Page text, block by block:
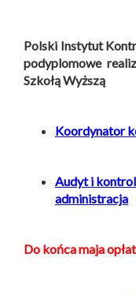
Polski Instytut
podyplomowe
Szkołą Wyższą
Koordynator
Audyt i
administracja
Do końca maja